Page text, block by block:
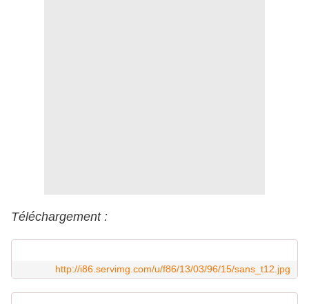
Téléchargement :
http://i86.servimg.com/u/f86/13/03/96/15/sans_t12.jpg